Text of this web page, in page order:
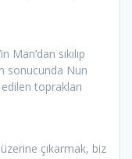
Man’dan sıkılıp
sonucunda Nun
toprakları
çıkarmak, biz